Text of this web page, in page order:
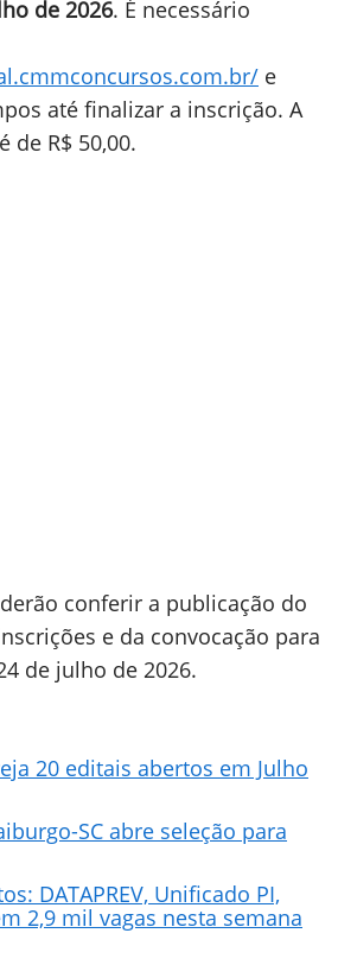
de 2026. É necessário
e
até finalizar a inscrição. A
de R$ 50,00.
conferir a publicação do
e da convocação para
de julho de 2026.
20 editais abertos em Julho
SC abre seleção para
DATAPREV, Unificado PI,
2,9 mil vagas nesta semana